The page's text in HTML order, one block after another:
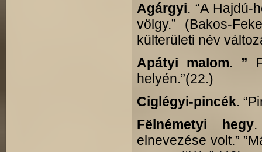
Agárgyi. “A Hajdú-
völgy.” (Bakos-
külterületi név
Apátyi malom. ”
helyén.”(22.)
Ciglégyi-pincék.
Fëlnémetyi hegy
elnevezése volt.”